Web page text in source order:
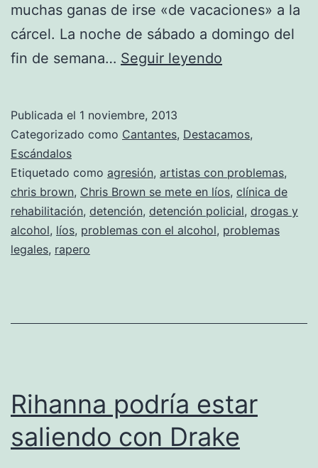
muchas ganas de irse «de vacaciones» a la
cárcel. La noche de sábado a domingo del
fin de semana… Seguir leyendo
mete
líos
otra
vez
Publicada el 1 noviembre, 2013
Categorizado como Cantantes, Destacamos,
Escándalos
Etiquetado como agresión, artistas con problemas,
chris brown, Chris Brown se mete en líos, clínica de
rehabilitación, detención, detención policial, drogas y
alcohol, líos, problemas con el alcohol, problemas
legales, rapero
Rihanna podría estar
saliendo con Drake